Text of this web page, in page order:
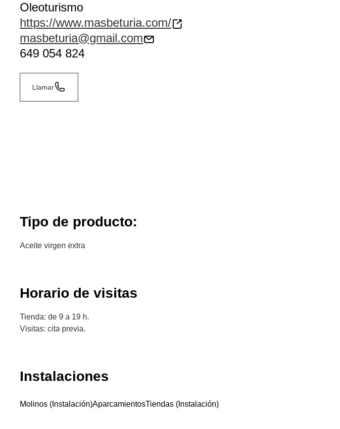
Oleoturismo
https://www.masbeturia.com/
masbeturia@gmail.com
649 054 824
Llamar
Tipo de producto:
Aceite virgen extra
Horario de visitas
Tienda: de 9 a 19 h.
Visitas: cita previa.
Instalaciones
Molinos (Instalación)AparcamientosTiendas (Instalación)